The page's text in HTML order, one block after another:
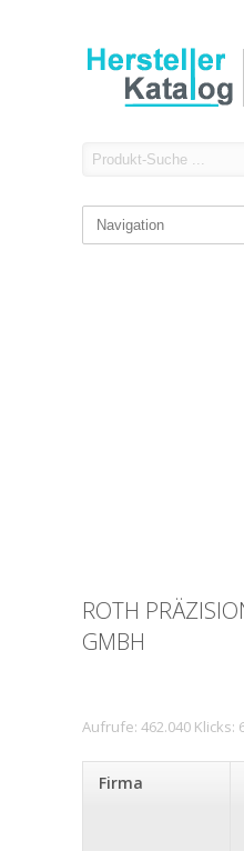
ROTH
GMBH
Aufrufe: 462.040 Klicks:
Firma